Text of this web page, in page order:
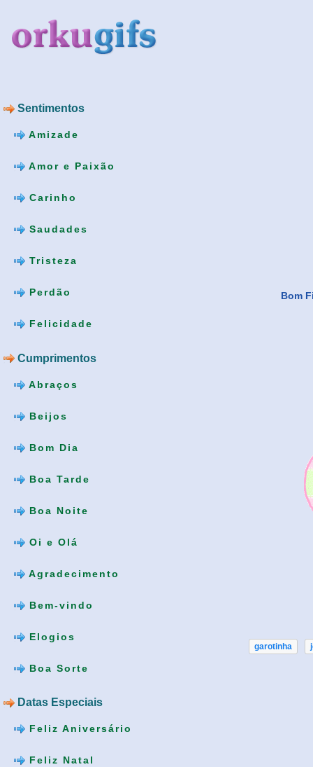
Sentimentos
Amizade
Amor e Paixão
Carinho
Saudades
Tristeza
Perdão
Felicidade
Cumprimentos
Abraços
Beijos
Bom Dia
Boa Tarde
Boa Noite
Oi e Olá
Agradecimento
Bem-vindo
Elogios
Boa Sorte
Datas Especiais
Feliz Aniversário
Feliz Natal
Bom
garotinha